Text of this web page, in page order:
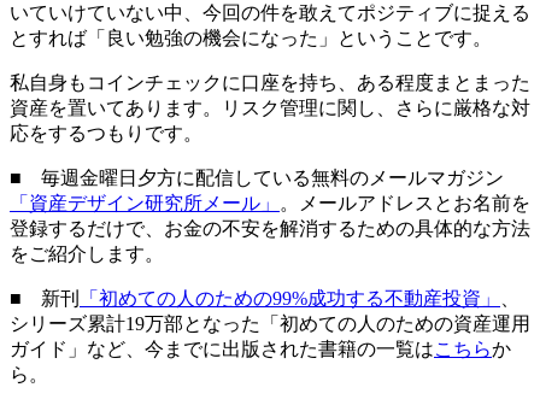
いていけていない中、今回の件を敢えてポジティブに捉える
とすれば「良い勉強の機会になった」ということです。
私自身もコインチェックに口座を持ち、ある程度まとまった
資産を置いてあります。リスク管理に関し、さらに厳格な対
応をするつもりです。
■ 毎週金曜日夕方に配信している無料のメールマガジン
「資産デザイン研究所メール」
。メールアドレスとお名前を
登録するだけで、お金の不安を解消するための具体的な方法
をご紹介します。
■ 新刊 「初めての人のための99%成功する不動産投資」
シリーズ累計19万部となった「初めての人のための資産運用
ガイド」など、今までに出版された書籍の一覧はこちらか
ら。